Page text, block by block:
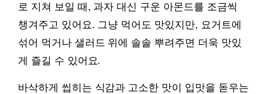
로 지쳐 보일 때, 과자 대신 구운 아몬드를 조금씩
챙겨주고 있어요. 그냥 먹어도 맛있지만, 요거트에
섞어 먹거나 샐러드 위에 솔솔 뿌려주면 더욱 맛있
게 즐길 수 있어요.
바삭하게 씹히는 식감과 고소한 맛이 입맛을 돋우는